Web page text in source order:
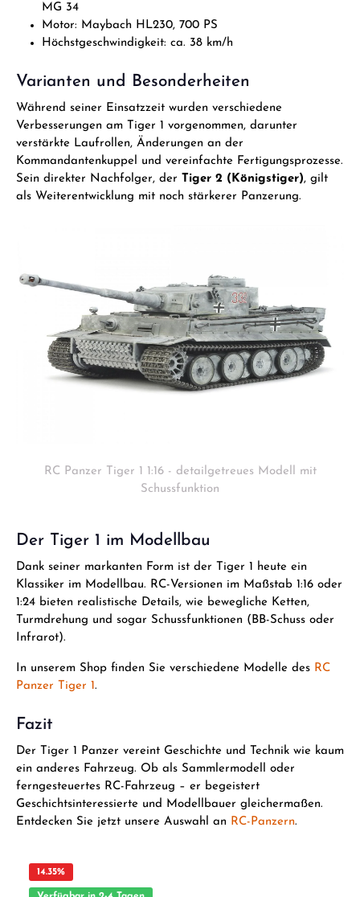
MG 34
Motor: Maybach HL230, 700 PS
Höchstgeschwindigkeit: ca. 38 km/h
Varianten und Besonderheiten
Während seiner Einsatzzeit wurden verschiedene
Verbesserungen am Tiger 1 vorgenommen, darunter
verstärkte Laufrollen, Änderungen an der
Kommandantenkuppel und vereinfachte Fertigungsprozesse.
Sein direkter Nachfolger, der Tiger 2 (Königstiger), gilt
als Weiterentwicklung mit noch stärkerer Panzerung.
RC Panzer Tiger 1 1:16 - detailgetreues Modell mit
Schussfunktion
Der Tiger 1 im Modellbau
Dank seiner markanten Form ist der Tiger 1 heute ein
Klassiker im Modellbau. RC-Versionen im Maßstab 1:16 oder
1:24 bieten realistische Details, wie bewegliche Ketten,
Turmdrehung und sogar Schussfunktionen (BB-Schuss oder
Infrarot).
In unserem Shop finden Sie verschiedene Modelle des RC
Panzer Tiger 1.
Fazit
Der Tiger 1 Panzer vereint Geschichte und Technik wie kaum
ein anderes Fahrzeug. Ob als Sammlermodell oder
ferngesteuertes RC-Fahrzeug – er begeistert
Geschichtsinteressierte und Modellbauer gleichermaßen.
Entdecken Sie jetzt unsere Auswahl an RC-Panzern.
14.35%